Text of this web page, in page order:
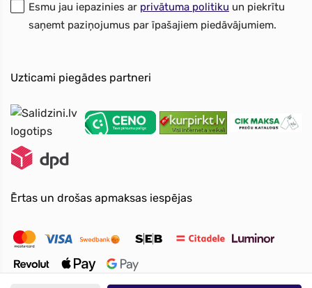
Esmu jau iepazinies ar privātuma politiku un piekrītu
saņemt paziņojumus par īpašajiem piedāvājumiem.
Uzticami piegādes partneri
Ērtas un drošas apmaksas iespējas